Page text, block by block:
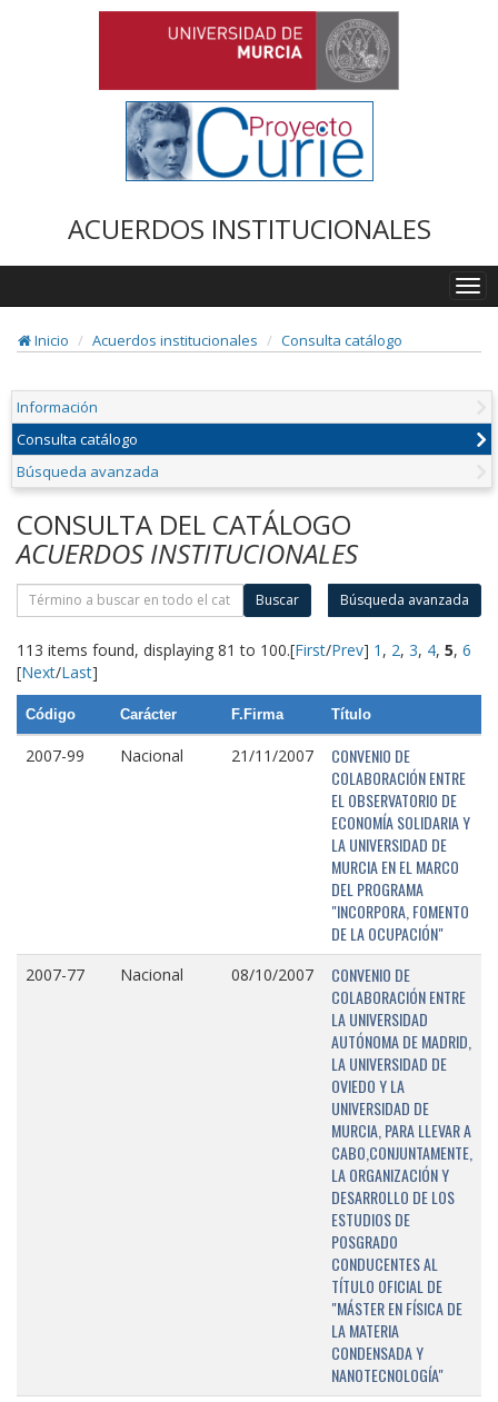
ACUERDOS INSTITUCIONALES
Inicio
Acuerdos institucionales Consulta catálogo
Información
Consulta catálogo
Búsqueda avanzada
CONSULTA DEL CATÁLOGO
ACUERDOS INSTITUCIONALES
Buscar Búsqueda avanzada
113 items found, displaying 81 to 100.[First/Prev] 1 , 2, 3, 4, 5, 6
[Next/Last]
Código Carácter F.Firma Título
2007-99 Nacional 21/11/2007
CONVENIO DE
COLABORACIÓN ENTRE
EL OBSERVATORIO DE
ECONOMÍA SOLIDARIA Y
LA UNIVERSIDAD DE
MURCIA EN EL MARCO
DEL PROGRAMA
"INCORPORA, FOMENTO
DE LA OCUPACIÓN"
2007-77 Nacional 08/10/2007
CONVENIO DE
COLABORACIÓN ENTRE
LA UNIVERSIDAD
AUTÓNOMA DE MADRID,
LA UNIVERSIDAD DE
OVIEDO Y LA
UNIVERSIDAD DE
MURCIA, PARA LLEVAR A
CABO,CONJUNTAMENTE,
LA ORGANIZACIÓN Y
DESARROLLO DE LOS
ESTUDIOS DE
POSGRADO
CONDUCENTES AL
TÍTULO OFICIAL DE
"MÁSTER EN FÍSICA DE
LA MATERIA
CONDENSADA Y
NANOTECNOLOGÍA"